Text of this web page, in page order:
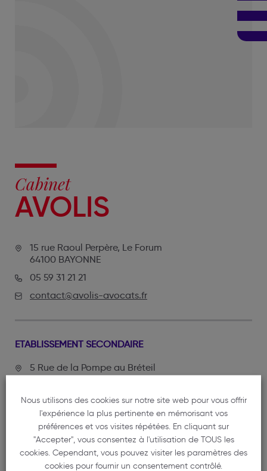
Cabinet
AVOLIS
15 rue Raoul Perpère, Le Forum
64100 BAYONNE
05 59 31 21 21
contact@avolis-avocats.fr
ETABLISSEMENT SECONDAIRE
5 Rue de la Pompe au Bréteil
33320 EYSINES
05 59 31 21 21
contact@avolis-avocats.fr
Nous utilisons des cookies sur notre site web pour vous offrir
l'expérience la plus pertinente en mémorisant vos
préférences et vos visites répétées. En cliquant sur
"Accepter", vous consentez à l'utilisation de TOUS les
cookies. Cependant, vous pouvez visiter les paramètres des
cookies pour fournir un consentement contrôlé.